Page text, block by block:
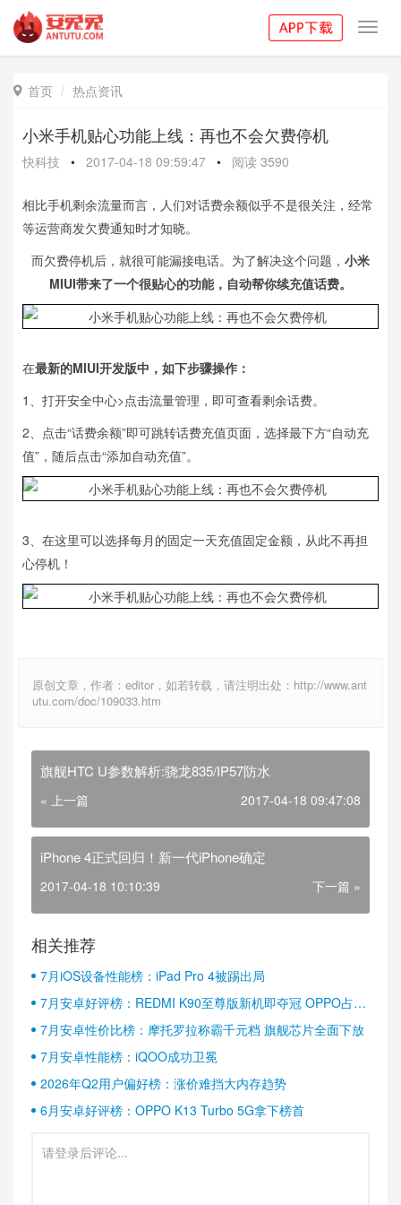
 首页 热点资讯
小米手机贴心功能上线：再也不会欠费停机
快科技 • 2017-04-18 09:59:47 • 阅读 3590
相比手机剩余流量而言，人们对话费余额似乎不是很关注，经常
等运营商发欠费通知时才知晓。
而欠费停机后，就很可能漏接电话。为了解决这个问题， 小米
MIUI带来了一个很贴心的功能，自动帮你续充值话费。
在最新的MIUI开发版中，如下步骤操作：
1、打开安全中心>点击流量管理，即可查看剩余话费。
2、点击“话费余额”即可跳转话费充值页面，选择最下方“自动充
值”，随后点击“添加自动充值”。
3、在这里可以选择每月的固定一天充值固定金额，从此不再担
心停机！
原创文章，作者：editor，如若转载，请注明出处：http://www.ant
utu.com/doc/109033.htm
旗舰HTC U参数解析:骁龙835/IP57防水
« 上一篇 2017-04-18 09:47:08
iPhone 4正式回归！新一代iPhone确定
2017-04-18 10:10:39 下一篇 »
相关推荐
7月iOS设备性能榜：iPad Pro 4被踢出局
7月安卓好评榜：REDMI K90至尊版新机即夺冠 OPPO占据
半壁江山
7月安卓性价比榜：摩托罗拉称霸千元档 旗舰芯片全面下放
7月安卓性能榜：iQOO成功卫冕
2026年Q2用户偏好榜：涨价难挡大内存趋势
6月安卓好评榜：OPPO K13 Turbo 5G拿下榜首